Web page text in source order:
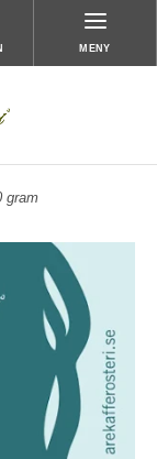
MENY
gram